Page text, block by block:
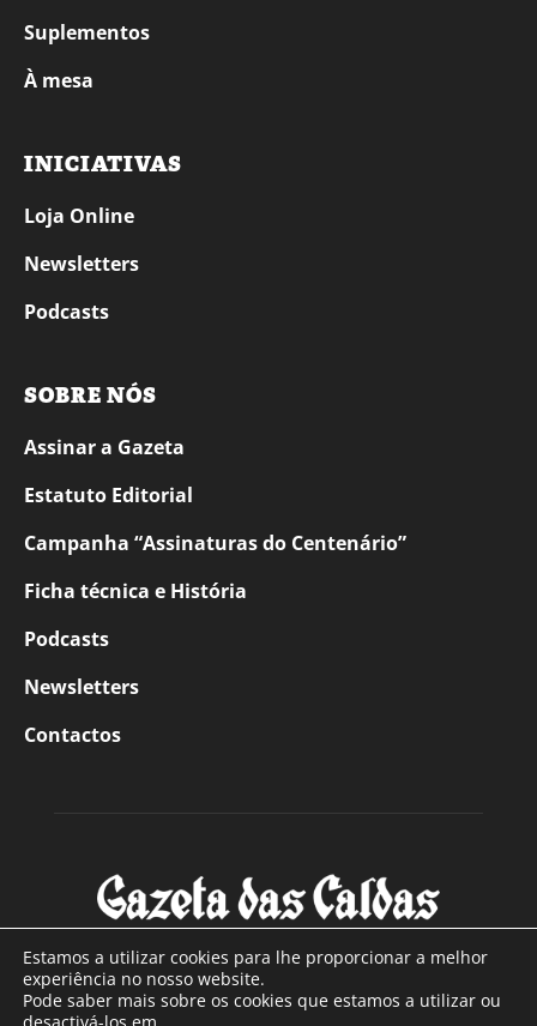
Suplementos
À mesa
INICIATIVAS
Loja Online
Newsletters
Podcasts
SOBRE NÓS
Assinar a Gazeta
Estatuto Editorial
Campanha “Assinaturas do Centenário”
Ficha técnica e História
Podcasts
Newsletters
Contactos
SOBRE NÓS
Estamos a utilizar cookies para lhe proporcionar a melhor
experiência no nosso website.
Pode saber mais sobre os cookies que estamos a utilizar ou